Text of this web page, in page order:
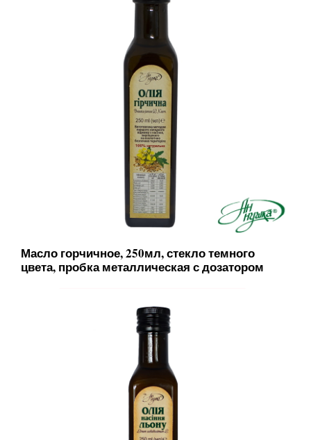
Масло горчичное, 250мл, стекло темного
цвета, пробка металлическая с дозатором